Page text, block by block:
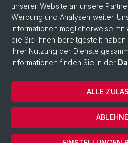
unserer Website an unsere
Werbung und Analysen weiter.
Informationen möglicherweise mit
die Sie ihnen bereitgestellt haben
Ihrer Nutzung der Dienste
Informationen finden Sie in der
ALLE